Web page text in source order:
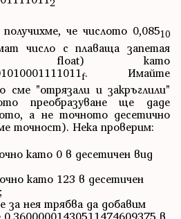
2
че числото 0,08510
число с плаваща запетая
float) като
f. Имайте
сме "отрязали и закръглили"
преобразуване ще даде
а не точното десетично
точност). Нека проверим:
като 0 в десетичен вид
като 123 в десетичен
за нея трябва да добавим
в